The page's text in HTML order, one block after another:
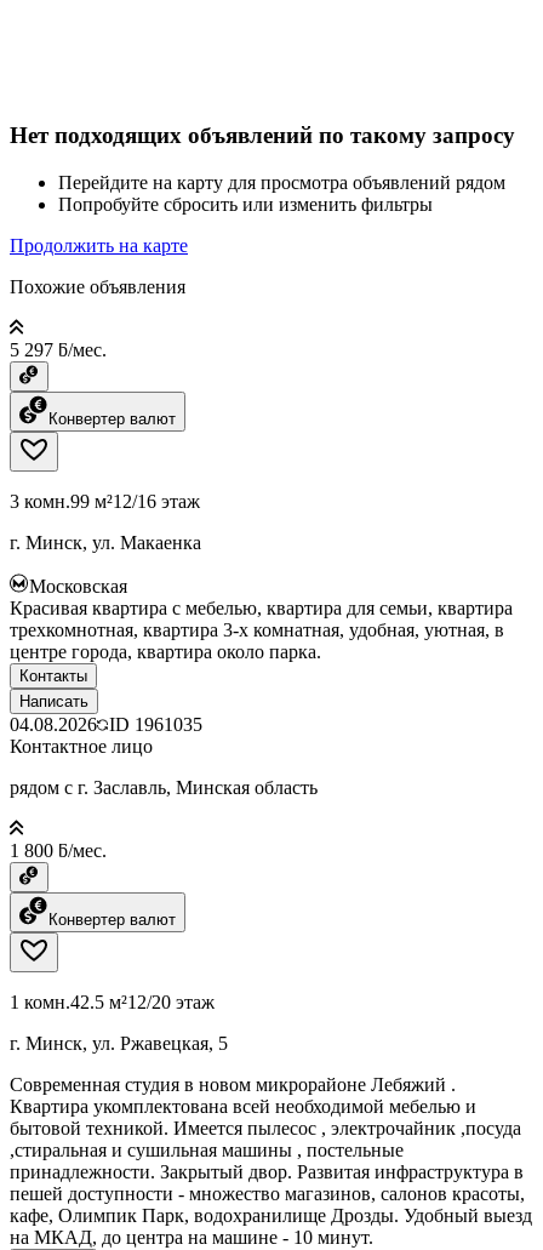
Нет подходящих объявлений по такому запросу
Перейдите на карту для просмотра объявлений рядом
Попробуйте сбросить или изменить фильтры
Продолжить на карте
Похожие объявления
5 297 ƃ/мес.
Конвертер валют
3 комн.99 м²12/16 этаж
г. Минск, ул. Макаенка
Московская
Красивая квартира с мебелью, квартира для семьи, квартира
трехкомнотная, квартира 3-х комнатная, удобная, уютная, в
центре города, квартира около парка.
Контакты
Написать
04.08.2026 ID 1961035
Контактное лицо
рядом с г. Заславль, Минская область
1 800 ƃ/мес.
Конвертер валют
1 комн.42.5 м²12/20 этаж
г. Минск, ул. Ржавецкая, 5
Современная студия в новом микрорайоне Лебяжий .
Квартира укомплектована всей необходимой мебелью и
бытовой техникой. Имеется пылесос , электрочайник ,посуда
,стиральная и сушильная машины , постельные
принадлежности. Закрытый двор. Развитая инфраструктура в
пешей доступности - множество магазинов, салонов красоты,
кафе, Олимпик Парк, водохранилище Дрозды. Удобный выезд
на МКАД, до центра на машине - 10 минут.